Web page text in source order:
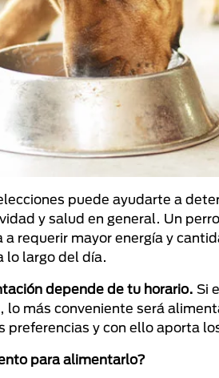
puede ayudarte a
y salud en general. Un
a requerir mayor energía y
lo largo del día.
depende de tu horario. Si
lo más conveniente será
preferencias y con ello aporta
para alimentarlo?